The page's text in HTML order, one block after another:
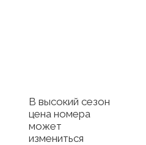
В высокий сезон
цена номера
может
измениться